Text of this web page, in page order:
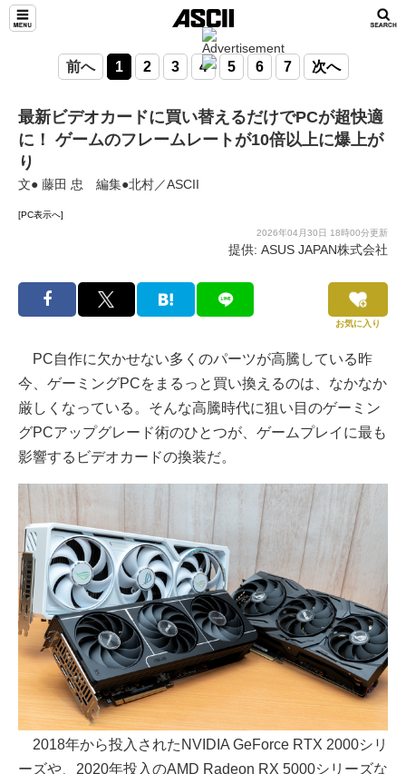
前へ 1 2 3 4 5 6 7 次へ
最新ビデオカードに買い替えるだけでPCが超快適
に！ ゲームのフレームレートが10倍以上に爆上が
り
文● 藤田 忠 編集●北村／ASCII
[PC表示へ]
2026年04月30日 18時00分更新
提供: ASUS JAPAN株式会社
お気に入り
PC自作に欠かせない多くのパーツが高騰している昨
今、ゲーミングPCをまるっと買い換えるのは、なかなか
厳しくなっている。そんな高騰時代に狙い目のゲーミン
グPCアップグレード術のひとつが、ゲームプレイに最も
影響するビデオカードの換装だ。
2018年から投入されたNVIDIA GeForce RTX 2000シリ
ーズや、2020年投入のAMD Radeon RX 5000シリーズな